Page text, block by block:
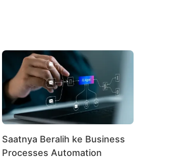
Saatnya Beralih ke Business
Processes Automation